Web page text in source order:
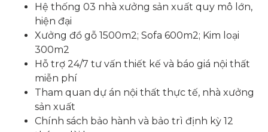
Hệ thống 03 nhà xưởng sản xuất quy mô lớn,
hiện đại
Xưởng đồ gỗ 1500m2; Sofa 600m2; Kim loại
300m2
Hỗ trợ 24/7 tư vấn thiết kế và báo giá nội thất
miễn phí
Tham quan dự án nội thất thực tế, nhà xưởng
sản xuất
Chính sách bảo hành và bảo trì định kỳ 12